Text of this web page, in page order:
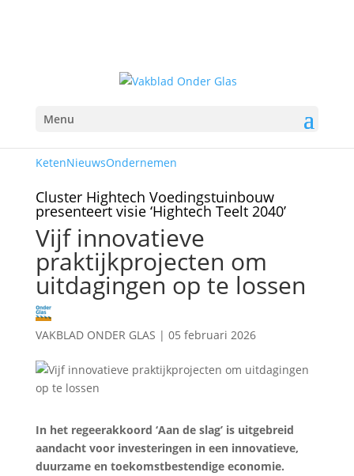
Menu
KetenNieuwsOndernemen
Cluster Hightech Voedingstuinbouw
presenteert visie ‘Hightech Teelt 2040’
Vijf innovatieve
praktijkprojecten om
uitdagingen op te lossen
VAKBLAD ONDER GLAS | 05 februari 2026
In het regeerakkoord ‘Aan de slag’ is uitgebreid
aandacht voor investeringen in een innovatieve,
duurzame en toekomstbestendige economie.